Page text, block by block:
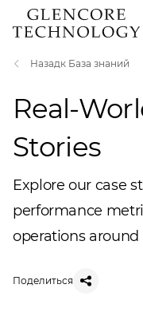
Назадк База знаний
Real-
Stories
Explore our case
performance
operations around
Поделиться